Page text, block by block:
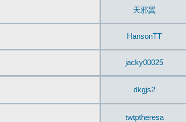
天邪翼
HansonTT
jacky00025
dkgjs2
twtptheresa